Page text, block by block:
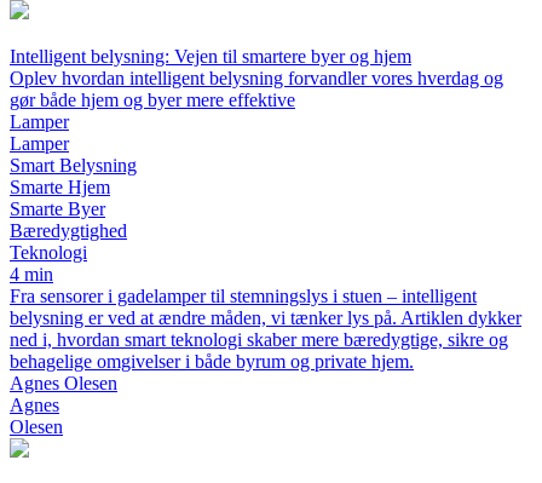
Intelligent belysning: Vejen til smartere byer og hjem
Oplev hvordan intelligent belysning forvandler vores hverdag og
gør både hjem og byer mere effektive
Lamper
Lamper
Smart Belysning
Smarte Hjem
Smarte Byer
Bæredygtighed
Teknologi
4 min
Fra sensorer i gadelamper til stemningslys i stuen – intelligent
belysning er ved at ændre måden, vi tænker lys på. Artiklen dykker
ned i, hvordan smart teknologi skaber mere bæredygtige, sikre og
behagelige omgivelser i både byrum og private hjem.
Agnes Olesen
Agnes
Olesen